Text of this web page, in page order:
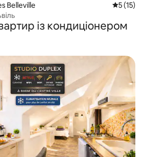
Belleville Середня
5 (15)
із кондиціонером